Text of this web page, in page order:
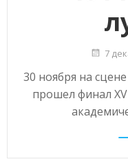
7
30 ноября на
прошел финал